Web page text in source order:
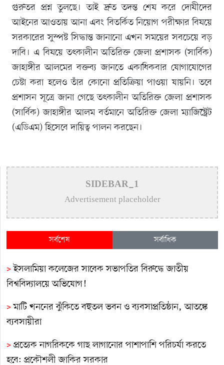
গুরুতর প্রশ্ন তুলছে। তাই দ্রুত তদন্ত শেষ করে দোষীদের
আইনের আওতায় আনা এবং বিতর্কিত নিয়োগ পরীক্ষার বিষয়ে
সরকারের সুস্পষ্ট সিদ্ধান্ত জানানো এখন সময়ের সবচেয়ে বড়
দাবি। এ বিষয়ে তৎকালীন অতিরিক্ত জেলা প্রশাসক (সার্বিক)
জাহাঙ্গীর আলমের বক্তব্য জানতে একাধিকবার যোগাযোগের
চেষ্টা করা হলেও তাঁর কোনো প্রতিক্রিয়া পাওয়া যায়নি। তবে
প্রশাসন সূত্রে জানা গেছে তৎকালীন অতিরিক্ত জেলা প্রশাসক
(সার্বিক) জাহাঙ্গীর আলম বর্তমানে অতিরিক্ত জেলা ম্যাজিষ্ট্রেট
(এডিএম) হিসেবে দায়িত্ব পালন করছেন।
SIDEBAR_1
Advertisement placeholder
সর্বশেষ সর্বাধিক
>ইসলামিয়া কলেজের সাবেক সভাপতির বিরুদ্ধে জাতীয়
বিশ্ববিদ্যালয়ে অভিযোগ!
>মাটি খননের ঝুঁকিতে বহুতল ভবন ও ব্যবসাপ্রতিষ্ঠান, আতঙ্কে
ব্যবসায়ীরা
>প্রত্যেক নাগরিককে গাছ লাগানোর পাশাপাশি পরিচর্যা করতে
হবে: প্রকৌশলী জাকির সরকার